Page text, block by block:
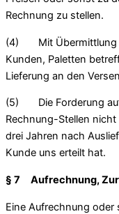
Rechnung zu stellen.
(4) Mit Übermittlung
Kunden, Paletten
Lieferung an den
(5) Die Forderung auf
Rechnung-Stellen
drei Jahren nach
Kunde uns erteilt hat.
§ 7 Aufrechnung,
Eine Aufrechnung